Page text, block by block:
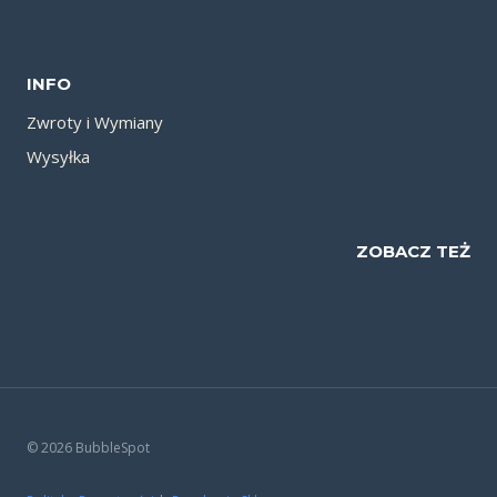
INFO
Zwroty i Wymiany
Wysyłka
ZOBACZ TEŻ
© 2026 BubbleSpot